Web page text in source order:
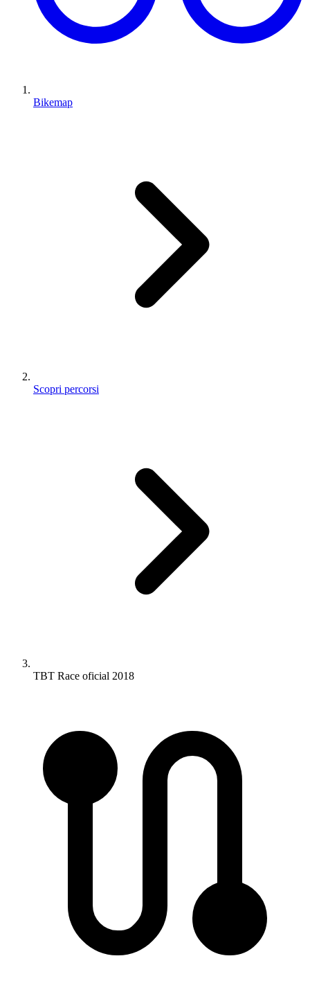
Bikemap
Scopri percorsi
TBT Race oficial 2018